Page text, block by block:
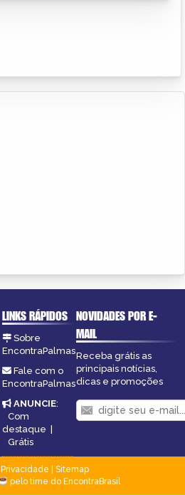
LINKS RÁPIDOS
Sobre
EncontraPalmas
Fale com o
EncontraPalmas
ANUNCIE:
Com
destaque |
Grátis
NOVIDADES POR E-
MAIL
Receba grátis as
principais notícias,
dicas e promoções
Privacidade
Sitemap
pelo time do EncontraBrasil